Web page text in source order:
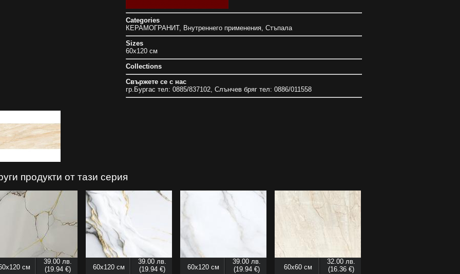
Categories
КЕРАМОГРАНИТ, Внутреннего применения, Стъпала
Sizes
60x120 см
Collections
Свържете се с нас
гр.Бургас тел: 0885/837102, Слънчев бряг тел: 0886/011558
продукти от тази серия
см
39.00 лв.
(19.94 €)
60x120 см
39.00 лв.
(19.94 €)
60x120 см
39.00 лв.
(19.94 €)
60x60 см
32.00 лв.
(16.36 €)